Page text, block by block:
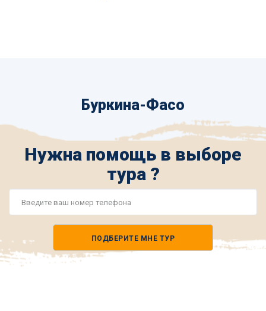
Буркина-Фасо
Нужна помощь в выборе
тура ?
ПОДБЕРИТЕ МНЕ ТУР